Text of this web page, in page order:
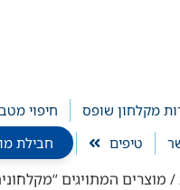
מקלחון שופס חיפוי
טיפים חבילת
/ מוצרים המתויגים